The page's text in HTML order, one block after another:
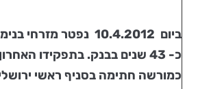
ביום 10.4.2012 נפטר מזרחי
כ- 43 שנים בבנק. בתפקידו
כמורשה חתימה בסניף ראשי